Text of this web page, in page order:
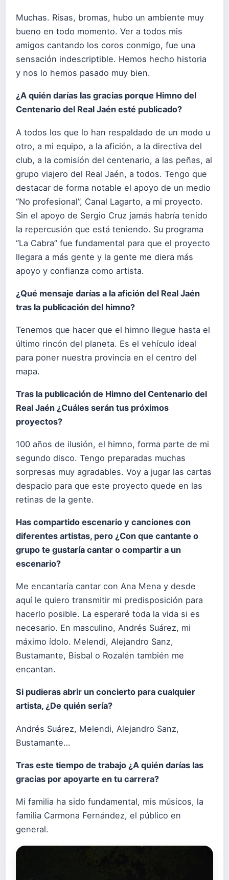
Muchas. Risas, bromas, hubo un ambiente muy
bueno en todo momento. Ver a todos mis
amigos cantando los coros conmigo, fue una
sensación indescriptible. Hemos hecho historia
y nos lo hemos pasado muy bien.
¿A quién darías las gracias porque Himno del
Centenario del Real Jaén esté publicado?
A todos los que lo han respaldado de un modo u
otro, a mi equipo, a la afición, a la directiva del
club, a la comisión del centenario, a las peñas, al
grupo viajero del Real Jaén, a todos. Tengo que
destacar de forma notable el apoyo de un medio
“No profesional”, Canal Lagarto, a mi proyecto.
Sin el apoyo de Sergio Cruz jamás habría tenido
la repercusión que está teniendo. Su programa
“La Cabra” fue fundamental para que el proyecto
llegara a más gente y la gente me diera más
apoyo y confianza como artista.
¿Qué mensaje darías a la afición del Real Jaén
tras la publicación del himno?
Tenemos que hacer que el himno llegue hasta el
último rincón del planeta. Es el vehículo ideal
para poner nuestra provincia en el centro del
mapa.
Tras la publicación de Himno del Centenario del
Real Jaén ¿Cuáles serán tus próximos
proyectos?
100 años de ilusión, el himno, forma parte de mi
segundo disco. Tengo preparadas muchas
sorpresas muy agradables. Voy a jugar las cartas
despacio para que este proyecto quede en las
retinas de la gente.
Has compartido escenario y canciones con
diferentes artistas, pero ¿Con que cantante o
grupo te gustaría cantar o compartir a un
escenario?
Me encantaría cantar con Ana Mena y desde
aquí le quiero transmitir mi predisposición para
hacerlo posible. La esperaré toda la vida si es
necesario. En masculino, Andrés Suárez, mi
máximo ídolo. Melendi, Alejandro Sanz,
Bustamante, Bisbal o Rozalén también me
encantan.
Si pudieras abrir un concierto para cualquier
artista, ¿De quién sería?
Andrés Suárez, Melendi, Alejandro Sanz,
Bustamante…
Tras este tiempo de trabajo ¿A quién darías las
gracias por apoyarte en tu carrera?
Mi familia ha sido fundamental, mis músicos, la
familia Carmona Fernández, el público en
general.